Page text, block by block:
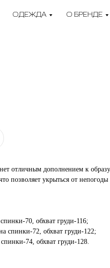
ОДЕЖДА О БРЕНДЕ
отличным дополнением к
позволяет укрыться от непогоды
70, обхват груди-116;
спинки-72, обхват груди-122;
74, обхват груди-128.